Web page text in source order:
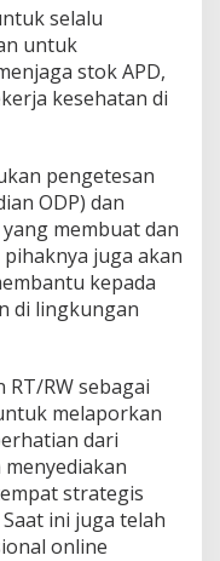
selalu
untuk
stok APD,
kesehatan di
pengetesan
ODP) dan
membuat dan
pihaknya juga akan
kepada
di lingkungan
RW sebagai
melaporkan
dari
strategis
ini juga telah
online